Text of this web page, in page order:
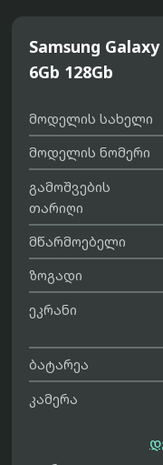
Samsung
6Gb 128Gb
მოდელის სახელი
მოდელის ნომერი
გამოშვების
თარიღი
მწარმოებელი
ზოგადი
ეკრანი
ბატარეა
კამერა